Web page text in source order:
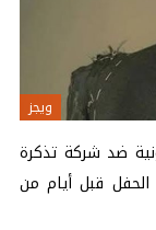
ويجز
ضد شركة تذكرة
قبل أيام من